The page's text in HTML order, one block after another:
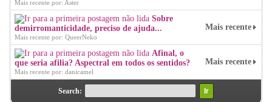
Mais recente por: Aster
Sobre
demirromanticidade, preciso de ajuda...
Mais recente por: QueerNeko
Mais recente
Afinal, o
que seria afilia? Aspectral em todos os sentidos?
Mais recente por: danicamel
Mais recente
Search: